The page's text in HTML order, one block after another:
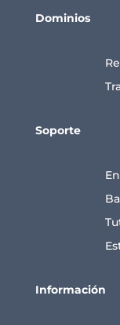
Dominios
Soporte
Información